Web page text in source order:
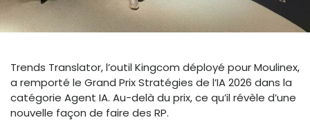
Trends Translator, l’outil Kingcom déployé pour Moulinex,
a remporté le Grand Prix Stratégies de l’IA 2026 dans la
catégorie Agent IA. Au-delà du prix, ce qu’il révèle d’une
nouvelle façon de faire des RP.